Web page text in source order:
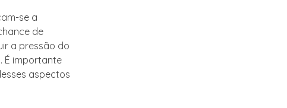
se a
de
a pressão do
É importante
aspectos